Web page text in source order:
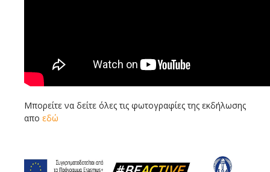
Μπορείτε να δείτε όλες τις φωτογραφίες της εκδήλωσης
απο εδώ